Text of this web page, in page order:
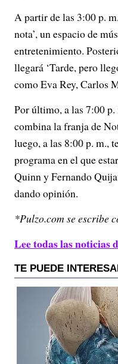
A partir de las 3:00 p.
nota’, un espacio de
entretenimiento.
llegará ‘Tarde, pero
como Eva Rey, Carlos
Por último, a las 7:00
combina la franja de
luego, a las 8:00 p. m.,
programa en el que
Quinn y Fernando
dando opinión.
*Pulzo.com se escribe
Lee todas las noticias